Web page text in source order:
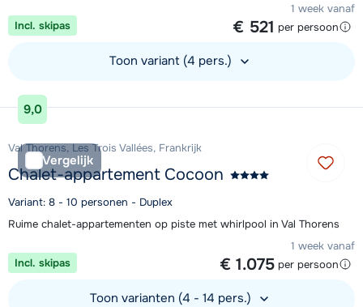
1 week vanaf
€ 521 per persoon
Incl. skipas
Toon variant (4 pers.)
Bekijk accommodatie
9,0
Vergelijk
Val Thorens, Les Trois Vallées, Frankrijk
Chalet-appartement Cocoon
Variant: 8 - 10 personen - Duplex
Ruime chalet-appartementen op piste met whirlpool in Val Thorens
1 week vanaf
€ 1.075 per persoon
Incl. skipas
Toon varianten (4 - 14 pers.)